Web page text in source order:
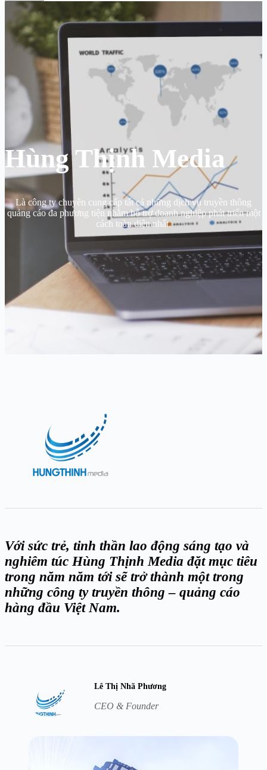
Hùng Thịnh Media
Là công ty chuyên cung cấp tất cả những dịch vụ truyền thông
quảng cáo đa phương tiện nhằm hỗ trợ doanh nghiệp phát triển một
cách toàn diện nhất.
Với sức trẻ, tinh thần lao động sáng tạo và
nghiêm túc Hùng Thịnh Media đặt mục tiêu
trong năm năm tới sẽ trở thành một trong
những công ty truyền thông – quảng cáo
hàng đầu Việt Nam.
Lê Thị Nhã Phương
CEO & Founder